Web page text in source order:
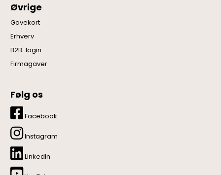
Øvrige
Gavekort
Erhverv
B2B-login
Firmagaver
Følg os
Facebook
Instagram
LinkedIn